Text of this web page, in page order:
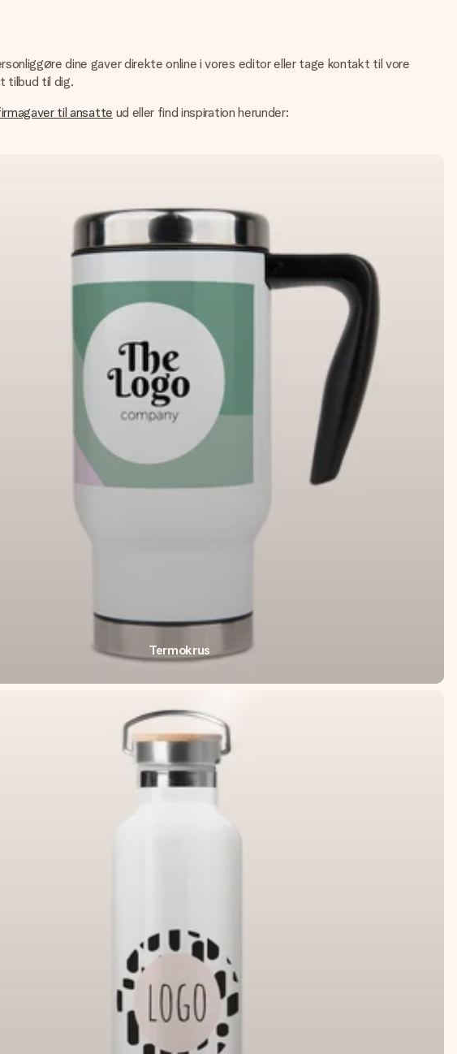
dine gaver direkte online i vores editor eller tage kontakt til vore
tilbud til dig.
til ansatte ud eller find inspiration herunder:
Termokrus